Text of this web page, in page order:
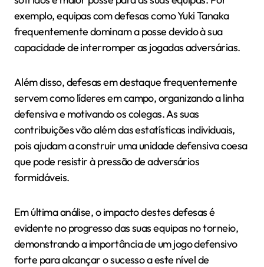
exemplo, equipas com defesas como Yuki Tanaka
frequentemente dominam a posse devido à sua
capacidade de interromper as jogadas adversárias.
Além disso, defesas em destaque frequentemente
servem como líderes em campo, organizando a linha
defensiva e motivando os colegas. As suas
contribuições vão além das estatísticas individuais,
pois ajudam a construir uma unidade defensiva coesa
que pode resistir à pressão de adversários
formidáveis.
Em última análise, o impacto destes defesas é
evidente no progresso das suas equipas no torneio,
demonstrando a importância de um jogo defensivo
forte para alcançar o sucesso a este nível de